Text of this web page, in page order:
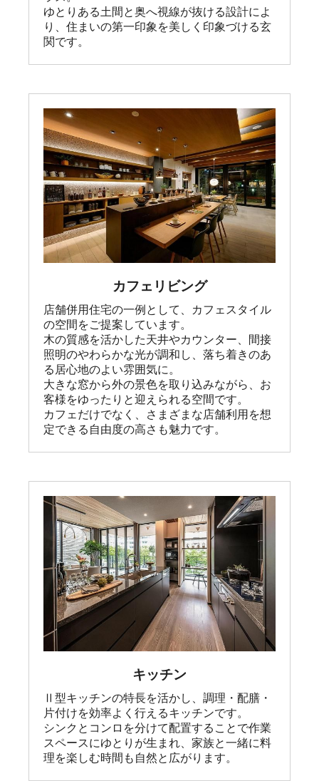
ゆとりある土間と奥へ視線が抜ける設計によ
り、住まいの第一印象を美しく印象づける玄
関です。
カフェリビング
店舗併用住宅の一例として、カフェスタイル
の空間をご提案しています。
木の質感を活かした天井やカウンター、間接
照明のやわらかな光が調和し、落ち着きのあ
る居心地のよい雰囲気に。
大きな窓から外の景色を取り込みながら、お
客様をゆったりと迎えられる空間です。
カフェだけでなく、さまざまな店舗利用を想
定できる自由度の高さも魅力です。
キッチン
Ⅱ型キッチンの特長を活かし、調理・配膳・
片付けを効率よく行えるキッチンです。
シンクとコンロを分けて配置することで作業
スペースにゆとりが生まれ、家族と一緒に料
理を楽しむ時間も自然と広がります。